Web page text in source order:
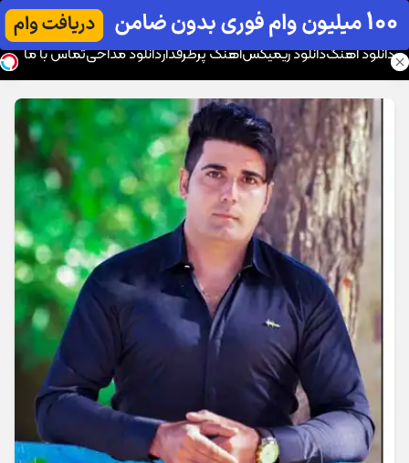
موزیک تار
دانلود آهنگدانلود ریمیکسآهنگ پرطرفداردانلود مداحیتماس با ما